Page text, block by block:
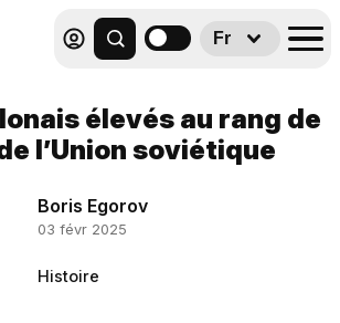
Fr
élevés au rang de
l’Union soviétique
Boris Egorov
03 févr 2025
Histoire